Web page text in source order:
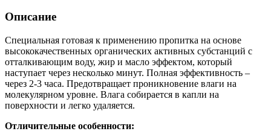
Описание
Специальная готовая к применению пропитка на основе
высококачественных органических активных субстанций с
отталкивающим воду, жир и масло эффектом, который
наступает через несколько минут. Полная эффективность –
через 2-3 часа. Предотвращает проникновение влаги на
молекулярном уровне. Влага собирается в капли на
поверхности и легко удаляется.
Отличительные особенности: